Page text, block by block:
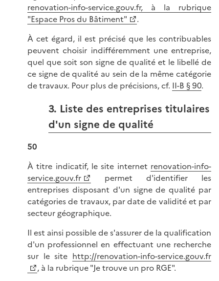
renovation-info-service.gouv.fr, à la rubrique
"Espace Pros du Bâtiment"
.
À cet égard, il est précisé que les contribuables
peuvent choisir indifféremment une entreprise,
quel que soit son signe de qualité et le libellé de
ce signe de qualité au sein de la même catégorie
de travaux. Pour plus de précisions, cf. II-B § 90.
3. Liste des entreprises titulaires
d'un signe de qualité
50
À titre indicatif, le site internet renovation-info-
service.gouv.fr
permet d'identifier les
entreprises disposant d'un signe de qualité par
catégories de travaux, par date de validité et par
secteur géographique.
Il est ainsi possible de s'assurer de la qualification
d'un professionnel en effectuant une recherche
sur le site http://renovation-info-service.gouv.fr
, à la rubrique "Je trouve un pro RGE".